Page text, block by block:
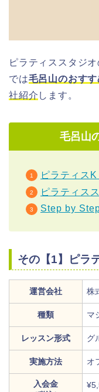
ピラティススタジ
では毛呂山のおす
社紹介 します。
毛呂山
ピラティス
ピラティス
Step by
その【1】ピラ
運営会社 株
種類 マ
レッスン形式 グ
実施方法 オ
入会金